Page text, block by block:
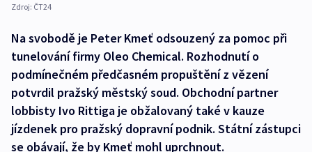
Zdroj: ČT24
Na svobodě je Peter Kmeť odsouzený za pomoc při
tunelování firmy Oleo Chemical. Rozhodnutí o
podmínečném předčasném propuštění z vězení
potvrdil pražský městský soud. Obchodní partner
lobbisty Ivo Rittiga je obžalovaný také v kauze
jízdenek pro pražský dopravní podnik. Státní zástupci
se obávají, že by Kmeť mohl uprchnout.